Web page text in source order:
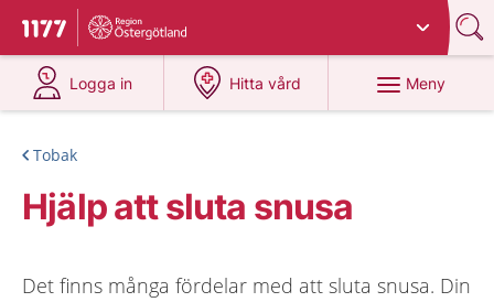
Till startsidan för 1177
Du har valt region
Logga in
på 1177.se
Hitta vård
på 1177.se
Meny
Tobak
Hjälp att sluta snusa
Det finns många fördelar med att sluta snusa. Din